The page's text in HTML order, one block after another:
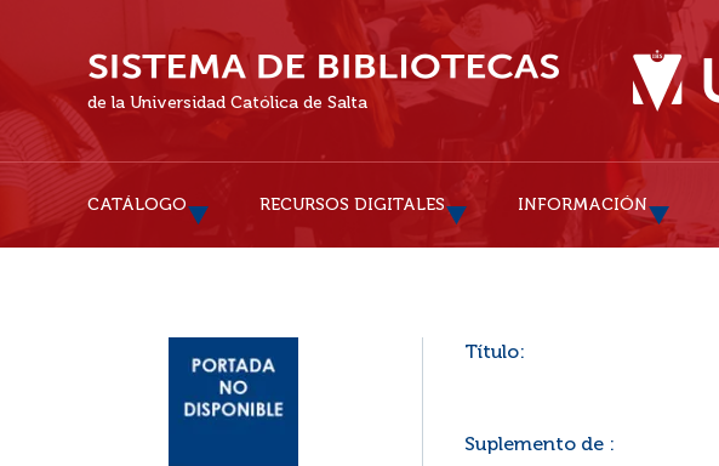
de la Universidad Católica de Salta
CATÁLOGO RECURSOS DIGITALES INFORMACIÓN
Título:
Suplemento de :